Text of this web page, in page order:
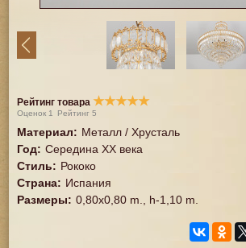
Рейтинг товара ★★★★★
Оценок 1 Рейтинг5
Материал: Металл / Хрусталь
Год: Середина XX векa
Стиль: Рококо
Страна: Испания
Размеры: 0,80х0,80 m., h-1,10 m.